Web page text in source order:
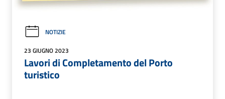
NOTIZIE
23 GIUGNO 2023
Lavori di Completamento del Porto
turistico